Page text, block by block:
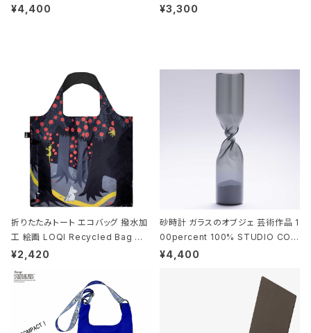
010 シザーズ 6.5 ゴールド
¥4,400
deaco Umbrella Stand slim2 s
¥3,300
折りたたみトート エコバッグ 撥水加
工 絵画 LOQI Recycled Bag ロ
ーキー 大きめ トートバッグ MOOMI
¥2,420
砂時計 ガラスのオブジェ 芸術作品 1
00percent 100% STUDIO COH
AKU Timeless 100パーセント ス
¥4,400